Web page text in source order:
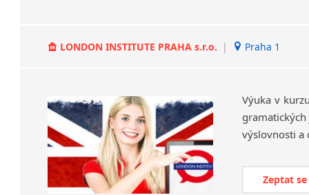
LONDON INSTITUTE PRAHA s.r.o. | Praha 1
Výuka v
Zeptat